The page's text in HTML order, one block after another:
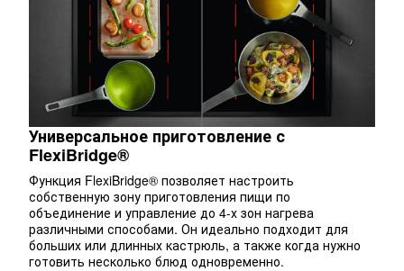
Универсальное приготовление с
FlexiBridge®
Функция FlexiBridge® позволяет настроить
собственную зону приготовления пищи по
объединение и управление до 4-х зон нагрева
различными способами. Он идеально подходит для
больших или длинных кастрюль, а также когда нужно
готовить несколько блюд одновременно.